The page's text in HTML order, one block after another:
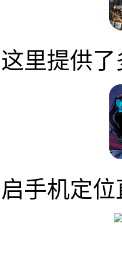
里提供
手机定